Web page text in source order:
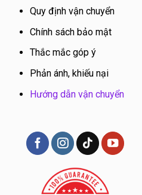
Quy định vận chuyển
Chính sách bảo mật
Thắc mắc góp ý
Phản ánh, khiếu nại
Hướng dẫn vận chuyển